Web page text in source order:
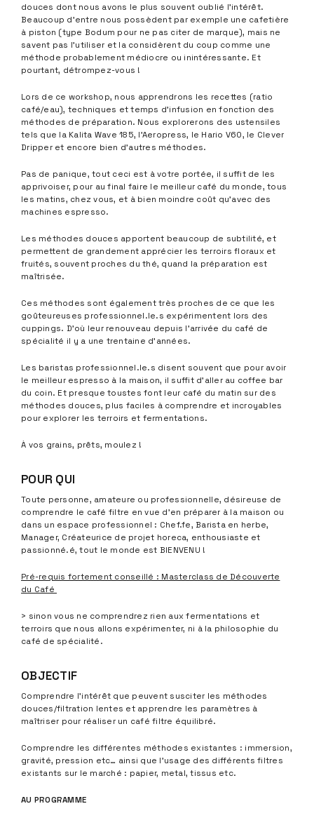
douces dont nous avons le plus souvent oublié l’intérêt.
Beaucoup d’entre nous possèdent par exemple une cafetière
à piston (type Bodum pour ne pas citer de marque), mais ne
savent pas l’utiliser et la considèrent du coup comme une
méthode probablement médiocre ou inintéressante. Et
pourtant, détrompez-vous !
Lors de ce workshop, nous apprendrons les recettes (ratio
café/eau), techniques et temps d’infusion en fonction des
méthodes de préparation. Nous explorerons des ustensiles
tels que la Kalita Wave 185, l’Aeropress, le Hario V60, le Clever
Dripper et encore bien d’autres méthodes.
Pas de panique, tout ceci est à votre portée, il suffit de les
apprivoiser, pour au final faire le meilleur café du monde, tous
les matins, chez vous, et à bien moindre coût qu’avec des
machines espresso.
Les méthodes douces apportent beaucoup de subtilité, et
permettent de grandement apprécier les terroirs floraux et
fruités, souvent proches du thé, quand la préparation est
maîtrisée.
Ces méthodes sont également très proches de ce que les
goûteureuses professionnel.le.s expérimentent lors des
cuppings. D’où leur renouveau depuis l’arrivée du café de
spécialité il y a une trentaine d’années.
Les baristas professionnel.le.s disent souvent que pour avoir
le meilleur espresso à la maison, il suffit d’aller au coffee bar
du coin. Et presque toustes font leur café du matin sur des
méthodes douces, plus faciles à comprendre et incroyables
pour explorer les terroirs et fermentations.
À vos grains, prêts, moulez !
POUR QUI
Toute personne, amateure ou professionnelle, désireuse de
comprendre le café filtre en vue d’en préparer à la maison ou
dans un espace professionnel : Chef.fe, Barista en herbe,
Manager, Créateurice de projet horeca, enthousiaste et
passionné.é, tout le monde est BIENVENU !
Pré-requis fortement conseillé : Masterclass de Découverte
du Café
> sinon vous ne comprendrez rien aux fermentations et
terroirs que nous allons expérimenter, ni à la philosophie du
café de spécialité.
OBJECTIF
Comprendre l’intérêt que peuvent susciter les méthodes
douces/filtration lentes et apprendre les paramètres à
maîtriser pour réaliser un café filtre équilibré.
Comprendre les différentes méthodes existantes : immersion,
gravité, pression etc… ainsi que l’usage des différents filtres
existants sur le marché : papier, metal, tissus etc.
AU PROGRAMME